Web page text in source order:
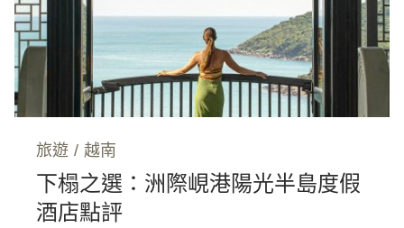
旅遊 / 越南
下榻之選：洲際峴港陽光半島度假
酒店點評